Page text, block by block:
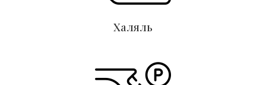
Халяль